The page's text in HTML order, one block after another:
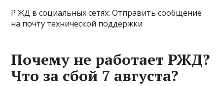
Р ЖД в социальных сетях: Отправить сообщение
на почту технической поддержки
Почему не работает РЖД?
Что за сбой 7 августа?